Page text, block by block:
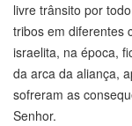
livre trânsito por
tribos em diferentes
israelita, na época,
da arca da aliança,
sofreram as
Senhor.